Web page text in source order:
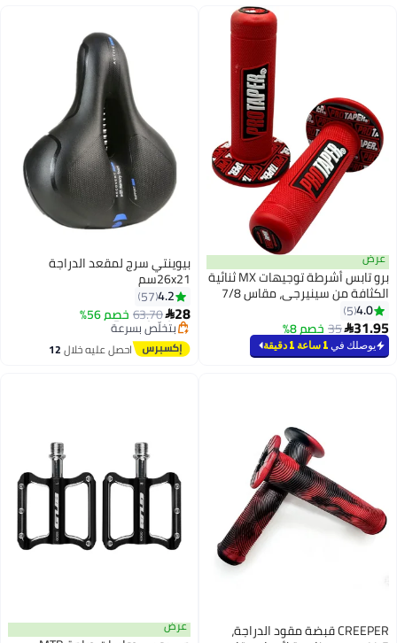
عرض
برو تابس أشرطة توجيهات MX ثنائية
الكثافة من سينيرجي، مقاس 7/8
بوصة – لدراجات CRF وYZF
4.0
5
31.95
35 خصم 8%
يوصلك في 1 ساعة 1 دقيقة
بيوينتي سرج لمقعد الدراجة
26x21سم
4.2
57
28
63.70خصم 56%
#3 في سرج الدراجة
توصيل مجاني
بتخلّص بسرعةاحصل عليه خلال12
CREEPER قبضة مقود الدراجة، عرض